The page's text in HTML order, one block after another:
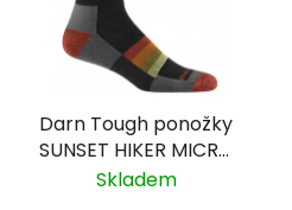
Darn Tough ponožky
SUNSET HIKER MICRO
CREW Lightweight
Skladem